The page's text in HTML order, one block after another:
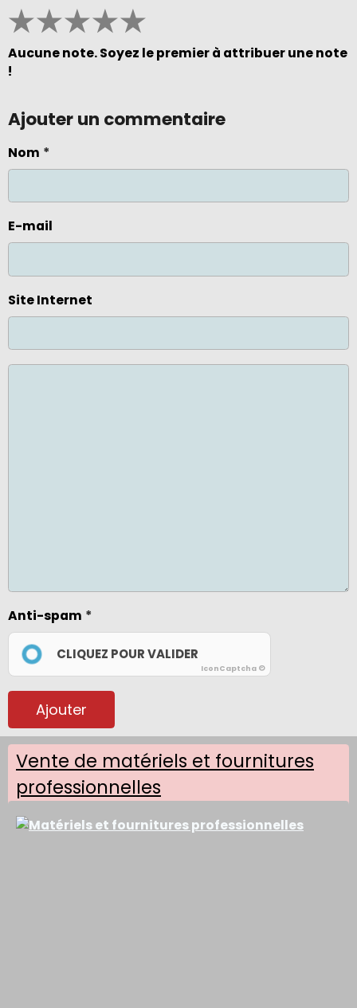
★★★★★
Aucune note. Soyez le premier à attribuer une note
!
Ajouter un commentaire
Nom
E-mail
Site Internet
Anti-spam
CLIQUEZ POUR VALIDER
IconCaptcha ©
Ajouter
Vente de matériels et fournitures
professionnelles